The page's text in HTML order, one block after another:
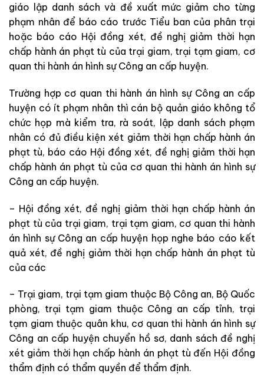
giáo lập danh sách và đề xuất mức giảm cho từng
phạm nhân để báo cáo trước Tiểu ban của phân trại
hoặc báo cáo Hội đồng xét, đề nghị giảm thời hạn
chấp hành án phạt tù của trại giam, trại tạm giam, cơ
quan thi hành án hình sự Công an cấp huyện.
Trường hợp cơ quan thi hành án hình sự Công an cấp
huyện có ít phạm nhân thì cán bộ quản giáo không tổ
chức họp mà kiểm tra, rà soát, lập danh sách phạm
nhân có đủ điều kiện xét giảm thời hạn chấp hành án
phạt tù, báo cáo Hội đồng xét, đề nghị giảm thời hạn
chấp hành án phạt tù của cơ quan thi hành án hình sự
Công an cấp huyện.
– Hội đồng xét, đề nghị giảm thời hạn chấp hành án
phạt tù của trại giam, trại tạm giam, cơ quan thi hành
án hình sự Công an cấp huyện họp nghe báo cáo kết
quả xét, đề nghị giảm thời hạn chấp hành án phạt tù
của các
– Trại giam, trại tạm giam thuộc Bộ Công an, Bộ Quốc
phòng, trại tạm giam thuộc Công an cấp tỉnh, trại
tạm giam thuộc quân khu, cơ quan thi hành án hình sự
Công an cấp huyện chuyển hồ sơ, danh sách đề nghị
xét giảm thời hạn chấp hành án phạt tù đến Hội đồng
thẩm định có thẩm quyền để thẩm định.